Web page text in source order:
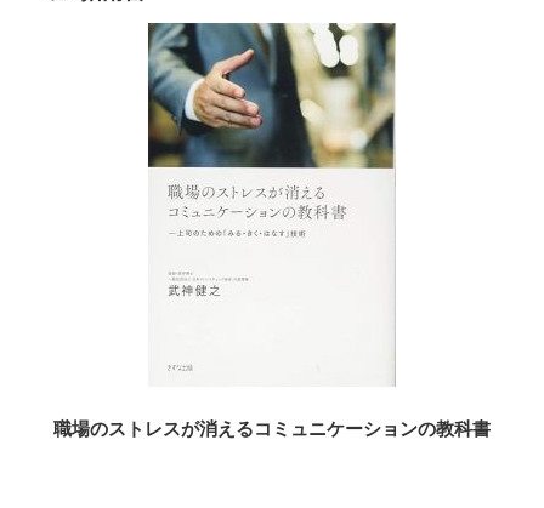
職場のストレスが消えるコミュニケーションの教科書